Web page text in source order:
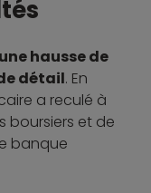
une hausse de
détail. En
a reculé à
boursiers et de
banque